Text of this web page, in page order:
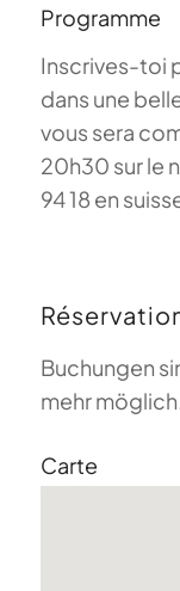
Programme
Inscrives-toi
dans une
vous sera
20h30 sur le
94 18 en
Buchungen
mehr
Carte